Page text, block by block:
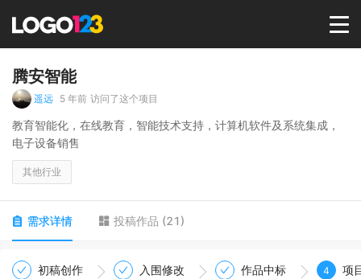
选择套餐→
商标版权
LOGO
腾安智能
遥远 5 年前 访问了这个项目
教育智能化，在线教育，智能技术支持，计算机软件及系统集成，
电子设备销售
其他行业
需求详情 投稿作品 (21 )
初稿创作 入围修改 作品中标 4 项